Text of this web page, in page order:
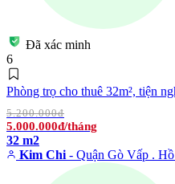
Đã xác minh
6
Phòng trọ cho thuê 32m², tiện
5.200.000đ
5.000.000đ/tháng
32 m2
Kim Chi- Quận Gò Vấp .